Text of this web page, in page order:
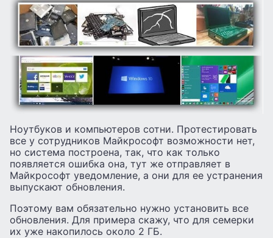
Ноутбуков и компьютеров сотни. Протестировать
все у сотрудников Майкрософт возможности нет,
но система построена, так, что как только
появляется ошибка она, тут же отправляет в
Майкрософт уведомление, а они для ее устранения
выпускают обновления.
Поэтому вам обязательно нужно установить все
обновления. Для примера скажу, что для семерки
их уже накопилось около 2 ГБ.